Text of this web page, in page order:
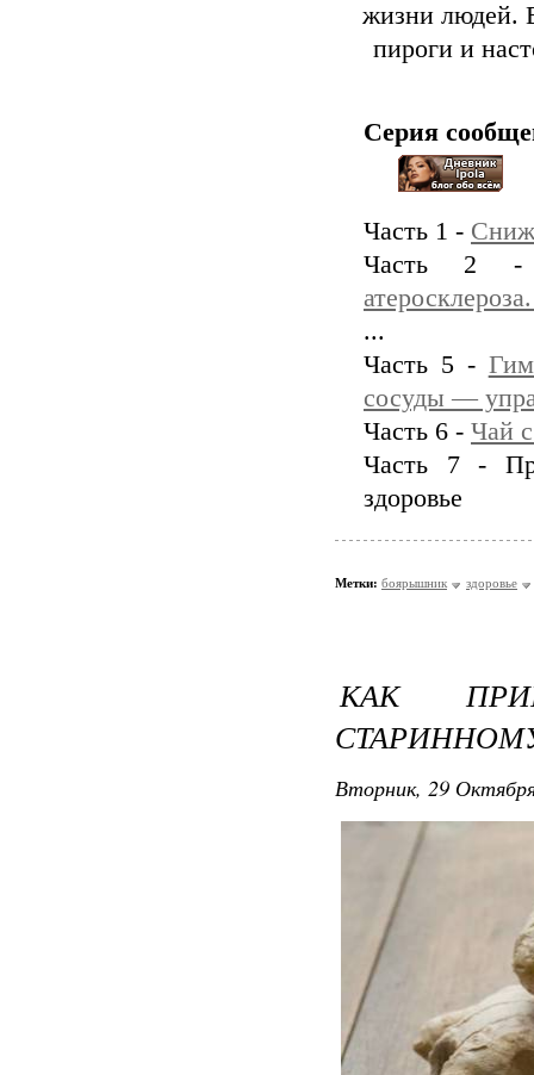
жизни людей.
пироги и
Серия
Часть 1 -
Часть
...
Часть 5 -
сосуды —
Часть 6 - Чай
Часть 7 -
здоровье
Метки: боярышник здоровье
КАК
Вторник, 29